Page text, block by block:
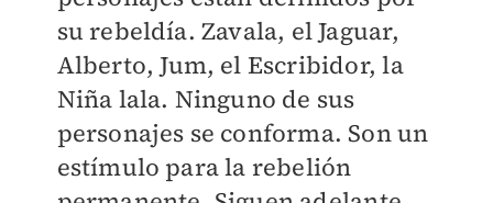
su rebeldía. Zavala, el Jaguar,
Alberto, Jum, el Escribidor, la
Niña lala. Ninguno de sus
personajes se conforma. Son un
estímulo para la rebelión